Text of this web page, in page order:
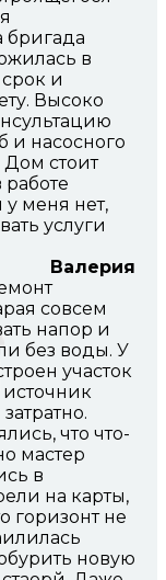
бригада
в
и
Высоко
и насосного
Дом стоит
меня нет,
услуги
Валерия
совсем
напор и
без воды. У
участок
что что-
мастер
в
на карты,
горизонт не
новую